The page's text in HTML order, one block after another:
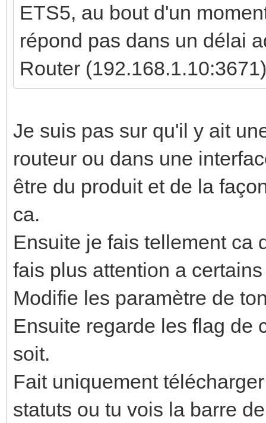
ETS5, au bout d'un
répond pas dans un délai
Router
Je suis pas sur qu'il y ait
routeur ou dans une
être du produit et de la
ca.
Ensuite je fais tellement ca
fais plus attention a
Modifie les paramètre de
Ensuite regarde les flag de
soit.
Fait uniquement
statuts ou tu vois la barre